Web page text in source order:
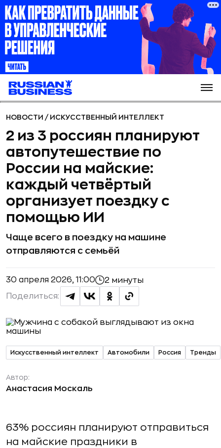
НОВОСТИ / ИСКУССТВЕННЫЙ ИНТЕЛЛЕКТ
2 из 3 россиян планируют
автопутешествие по
России на майские:
каждый четвёртый
организует поездку с
помощью ИИ
Чаще всего в поездку на машине
отправляются с семьёй
30 апреля 2026, 11:00 2 минуты
Поделиться:
Искусственный интеллект Автомобили Россия Тренды
Автор:
Анастасия Москаль
63% россиян планируют отправиться
на майские праздники в